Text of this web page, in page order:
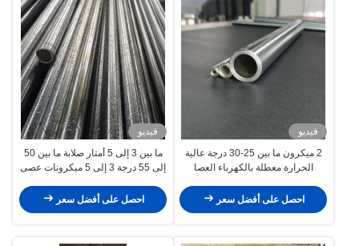
فيديو
2 ميكرون ما بين 25-30 درجة عالية
الحرارة معطلة بالكهرباء العصا
احصل على أفضل سعر
فيديو
ما بين 3 إلى 5 أمتار صلابة ما بين 50
إلى 55 درجة 3 إلى 5 ميكرونات عصى
آلة الفرشاة
احصل على أفضل سعر